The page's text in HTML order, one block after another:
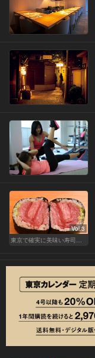
Vol.3
東京で確実に美味い寿司はここだ！